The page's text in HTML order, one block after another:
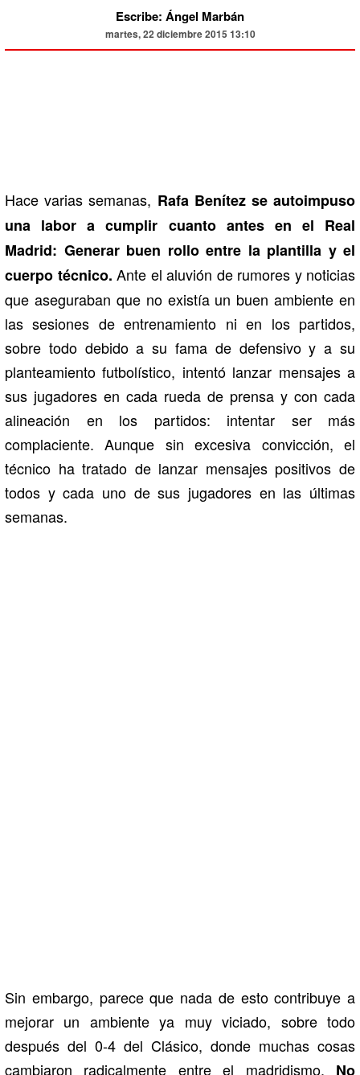
Escribe: Ángel Marbán
martes, 22 diciembre 2015 13:10
Hace varias semanas, Rafa Benítez se autoimpuso
una labor a cumplir cuanto antes en el Real
Madrid: Generar buen rollo entre la plantilla y el
cuerpo técnico. Ante el aluvión de rumores y noticias
que aseguraban que no existía un buen ambiente en
las sesiones de entrenamiento ni en los partidos,
sobre todo debido a su fama de defensivo y a su
planteamiento futbolístico, intentó lanzar mensajes a
sus jugadores en cada rueda de prensa y con cada
alineación en los partidos: intentar ser más
complaciente. Aunque sin excesiva convicción, el
técnico ha tratado de lanzar mensajes positivos de
todos y cada uno de sus jugadores en las últimas
semanas.
Sin embargo, parece que nada de esto contribuye a
mejorar un ambiente ya muy viciado, sobre todo
después del 0-4 del Clásico, donde muchas cosas
cambiaron radicalmente entre el madridismo. No